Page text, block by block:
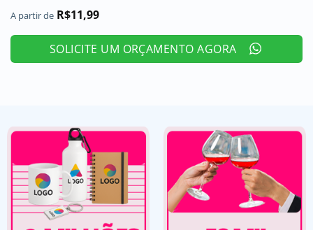
A partir de R$11,99
SOLICITE UM ORÇAMENTO AGORA